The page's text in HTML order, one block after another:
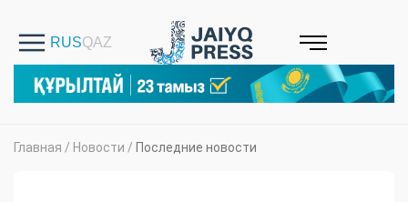
Главная / Новости / Последние новости